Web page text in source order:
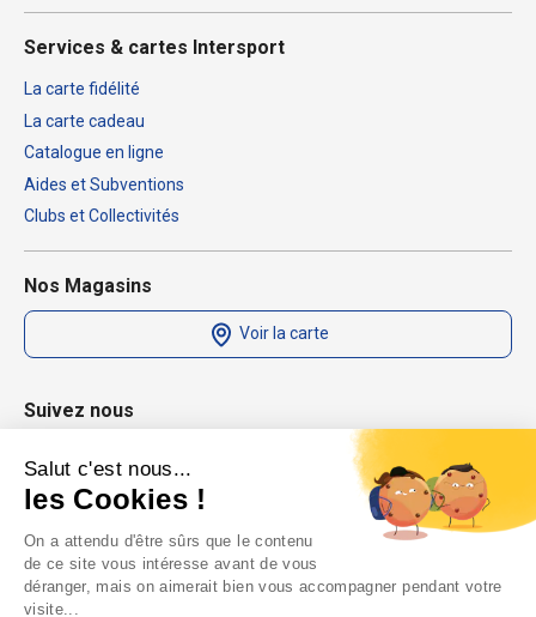
Salut c'est nous...
les Cookies !
On a attendu d'être sûrs que le contenu
de ce site vous intéresse avant de vous
déranger, mais on aimerait bien vous accompagner pendant votre
visite...
Services & cartes Intersport
La carte fidélité
La carte cadeau
Catalogue en ligne
Aides et Subventions
Clubs et Collectivités
Nos Magasins
Voir la carte
Suivez nous